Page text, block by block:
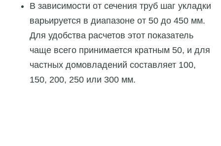
В зависимости от сечения труб шаг укладки
варьируется в диапазоне от 50 до 450 мм.
Для удобства расчетов этот показатель
чаще всего принимается кратным 50, и для
частных домовладений составляет 100,
150, 200, 250 или 300 мм.